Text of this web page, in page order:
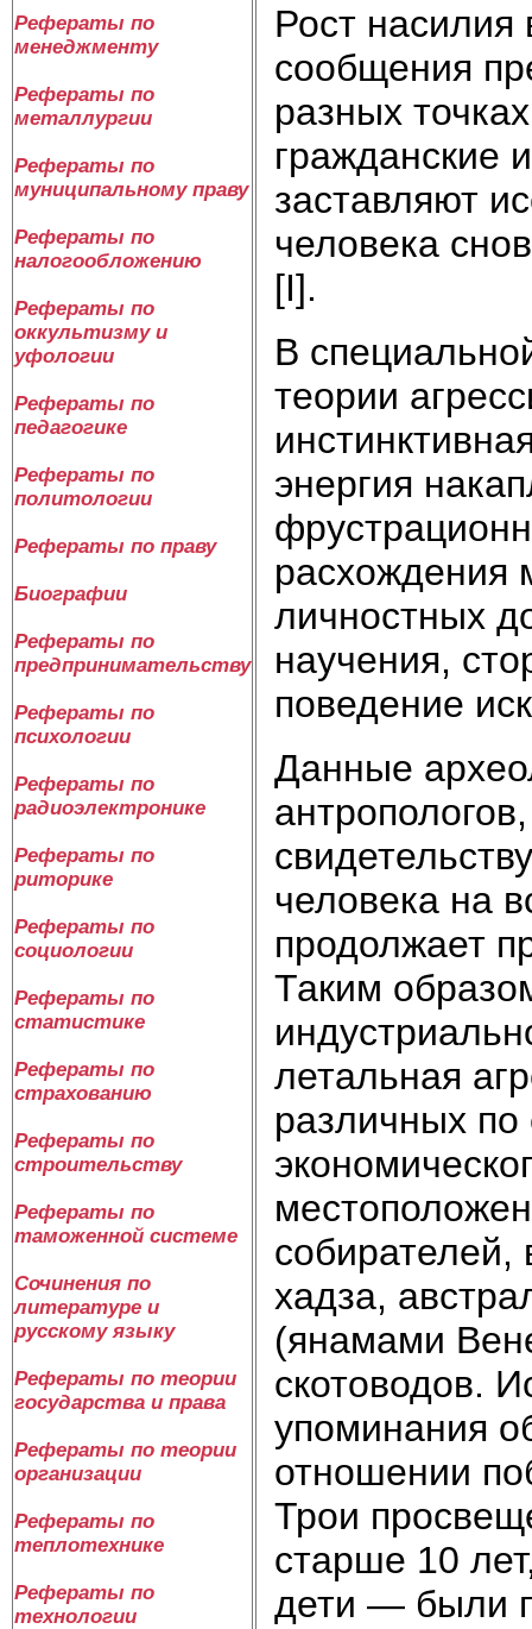
Рефераты по
менеджменту
Рефераты по
металлургии
Рефераты по
муниципальному праву
Рефераты по
налогообложению
Рефераты по
оккультизму и
уфологии
Рефераты по
педагогике
Рефераты по
политологии
Рефераты по праву
Биографии
Рефераты по
предпринимательству
Рефераты по
психологии
Рефераты по
радиоэлектронике
Рефераты по
риторике
Рефераты по
социологии
Рефераты по
статистике
Рефераты по
страхованию
Рефераты по
строительству
Рефераты по
таможенной системе
Сочинения по
литературе и
русскому языку
Рефераты по теории
государства и права
Рефераты по теории
организации
Рефераты по
теплотехнике
Рефераты по
технологии
Рост
сообщения
разных
гражданские
заставляют
человека
[I].
В
теории
энергия
расхождения
личностных
научения,
поведение
Данные
человека на
продолжает
Таким
летальная
различных по
хадза,
(янамами
скотоводов.
упоминания
отношении
Трои
старше 10
дети — были